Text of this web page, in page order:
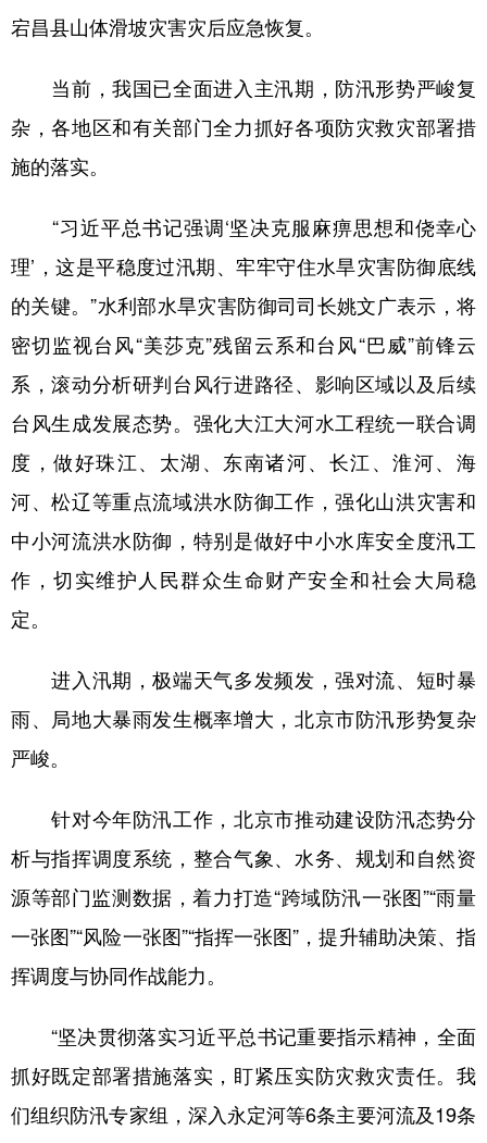
宕昌县山体滑坡灾害灾后应急恢复。
当前，我国已全面进入主汛期，防汛形势严峻复
杂，各地区和有关部门全力抓好各项防灾救灾部署措
施的落实。
“习近平总书记强调‘坚决克服麻痹思想和侥幸心
理’，这是平稳度过汛期、牢牢守住水旱灾害防御底线
的关键。”水利部水旱灾害防御司司长姚文广表示，将
密切监视台风“美莎克”残留云系和台风“巴威”前锋云
系，滚动分析研判台风行进路径、影响区域以及后续
台风生成发展态势。强化大江大河水工程统一联合调
度，做好珠江、太湖、东南诸河、长江、淮河、海
河、松辽等重点流域洪水防御工作，强化山洪灾害和
中小河流洪水防御，特别是做好中小水库安全度汛工
作，切实维护人民群众生命财产安全和社会大局稳
定。
进入汛期，极端天气多发频发，强对流、短时暴
雨、局地大暴雨发生概率增大，北京市防汛形势复杂
严峻。
针对今年防汛工作，北京市推动建设防汛态势分
析与指挥调度系统，整合气象、水务、规划和自然资
源等部门监测数据，着力打造“跨域防汛一张图”“雨量
一张图”“风险一张图”“指挥一张图”，提升辅助决策、指
挥调度与协同作战能力。
“坚决贯彻落实习近平总书记重要指示精神，全面
抓好既定部署措施落实，盯紧压实防灾救灾责任。我
们组织防汛专家组，深入永定河等6条主要河流及19条